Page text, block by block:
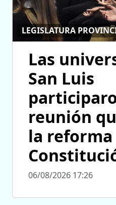
LEGISLATURA
Las
San Luis
reunión
la reforma
06/08/2026 17:26